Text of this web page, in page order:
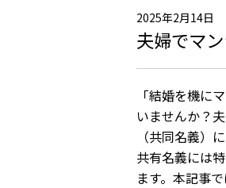
2025年2月14日
夫婦でマ
「結婚を機に
いませんか？
（共同名義）
共有名義には
ます。本記事